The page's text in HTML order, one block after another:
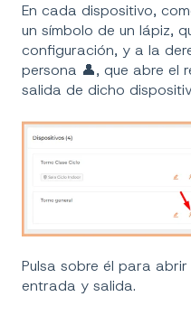
En cada dispositivo,
un símbolo de un lápiz,
configuración, y a la
persona 👤, que abre el
salida de dicho
Pulsa sobre él para
entrada y salida.